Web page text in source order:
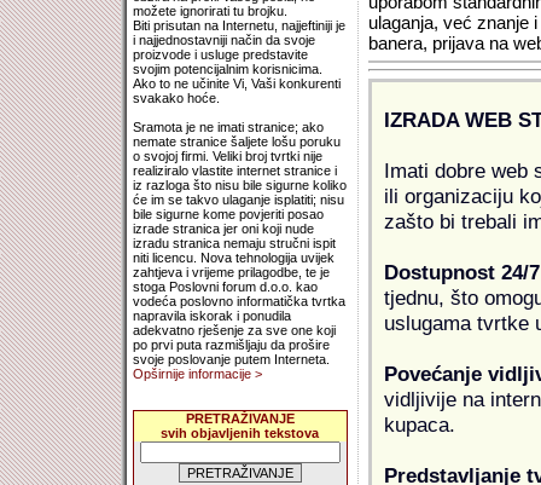
možete ignorirati tu brojku.
Biti prisutan na Internetu, najjeftiniji je
i najjednostavniji način da svoje
proizvode i usluge predstavite
svojim potencijalnim korisnicima.
Ako to ne učinite Vi, Vaši konkurenti
svakako hoće.
Sramota je ne imati stranice; ako
nemate stranice šaljete lošu poruku
o svojoj firmi. Veliki broj tvrtki nije
realiziralo vlastite internet stranice i
iz razloga što nisu bile sigurne koliko
će im se takvo ulaganje isplatiti; nisu
bile sigurne kome povjeriti posao
izrade stranica jer oni koji nude
izradu stranica nemaju stručni ispit
niti licencu. Nova tehnologija uvijek
zahtjeva i vrijeme prilagodbe, te je
stoga Poslovni forum d.o.o. kao
vodeća poslovno informatička tvrtka
napravila iskorak i ponudila
adekvatno rješenje za sve one koji
po prvi puta razmišljaju da prošire
svoje poslovanje putem Interneta.
Opširnije informacije >
PRETRAŽIVANJE
svih objavljenih tekstova
ulaganja, već znanje
banera, prijava na
IZRADA WEB
Imati dobre web
ili organizaciju
zašto bi trebali
Dostupnost 24/7
tjednu, što
uslugama tvrtke
Povećanje
vidljivije na
kupaca.
Predstavljanje